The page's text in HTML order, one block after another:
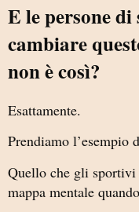
E le persone di
cambiare
non è così?
Esattamente.
Prendiamo l’esempio
Quello che gli sportivi
mappa mentale